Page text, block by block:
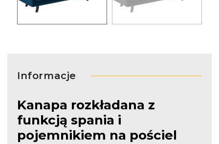
Informacje
Kanapa rozkładana z
funkcją spania i
pojemnikiem na pościel